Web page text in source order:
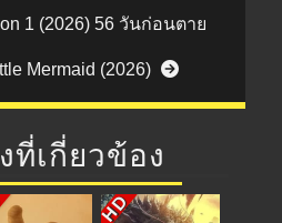
1 (2026) 56 วันก่อนตาย
Mermaid (2026)
เกี่ยวข้อง
HD